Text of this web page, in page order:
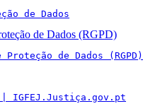
de Dados
de Dados (RGPD)
de Dados (RGPD)
IGFEJ.Justiça.gov.pt